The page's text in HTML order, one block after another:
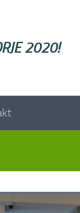
2020!